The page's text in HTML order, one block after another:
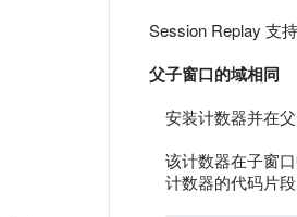
Session Replay 支
父子窗口的域相同
安装计数器并在
该计数器在子窗
计数器的代码片